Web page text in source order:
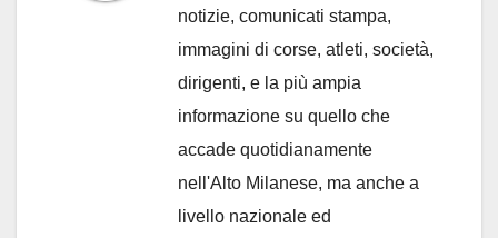
notizie, comunicati stampa,
immagini di corse, atleti, società,
dirigenti, e la più ampia
informazione su quello che
accade quotidianamente
nell'Alto Milanese, ma anche a
livello nazionale ed